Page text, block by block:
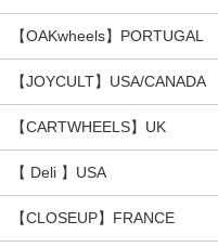
【OAKwheels】PORTUGAL
【JOYCULT】USA/CANADA
【CARTWHEELS】UK
【 Deli 】USA
【CLOSEUP】FRANCE